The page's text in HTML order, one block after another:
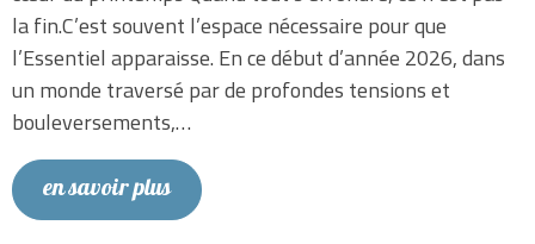
la fin.C’est souvent l’espace nécessaire pour que
l’Essentiel apparaisse. En ce début d’année 2026, dans
un monde traversé par de profondes tensions et
bouleversements,…
en savoir plus